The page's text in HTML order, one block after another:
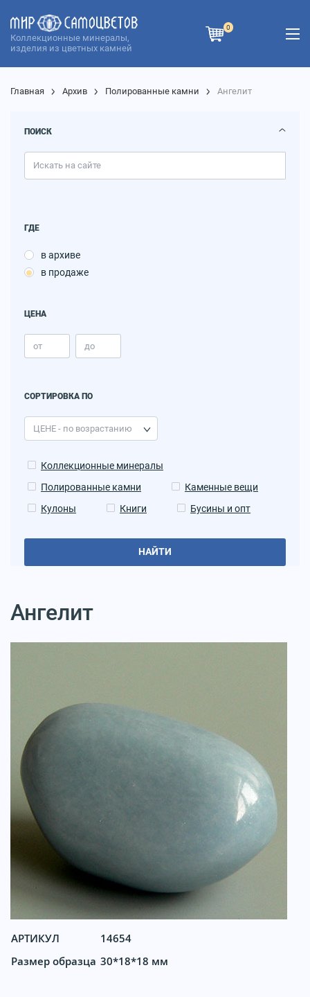
Коллекционные минералы,
изделия из цветных камней
0
Главная Архив Полированные камни Ангелит
ПОИСК
ГДЕ
в архиве
в продаже
ЦЕНА
СОРТИРОВКА ПО
Коллекционные минералы
Полированные камни
Каменные вещи
Кулоны
Книги Бусины и опт
НАЙТИ
Ангелит
АРТИКУЛ
14654
Размер образца 30*18*18 мм